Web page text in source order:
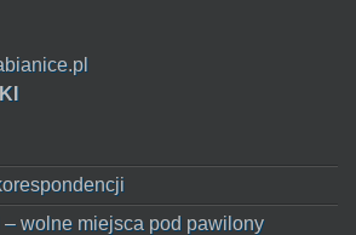
wolne miejsca pod pawilony